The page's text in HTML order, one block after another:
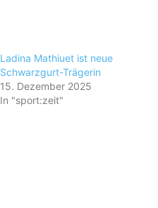
Ladina Mathiuet ist neue
Schwarzgurt-Trägerin
15. Dezember 2025
In "sport:zeit"